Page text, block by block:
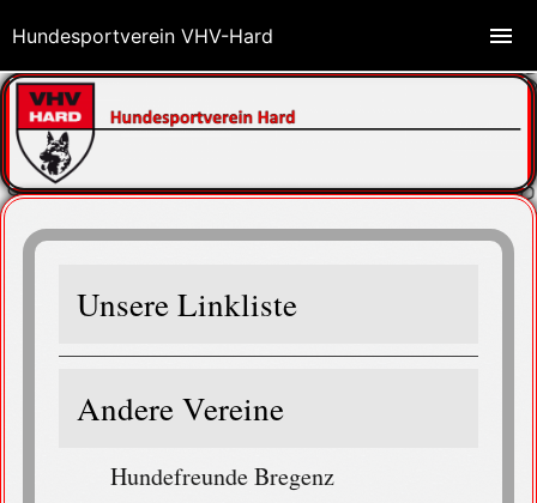
Unsere Linkliste
Andere Vereine
Hundefreunde Bregenz
Hundesportverein VHV-Hard